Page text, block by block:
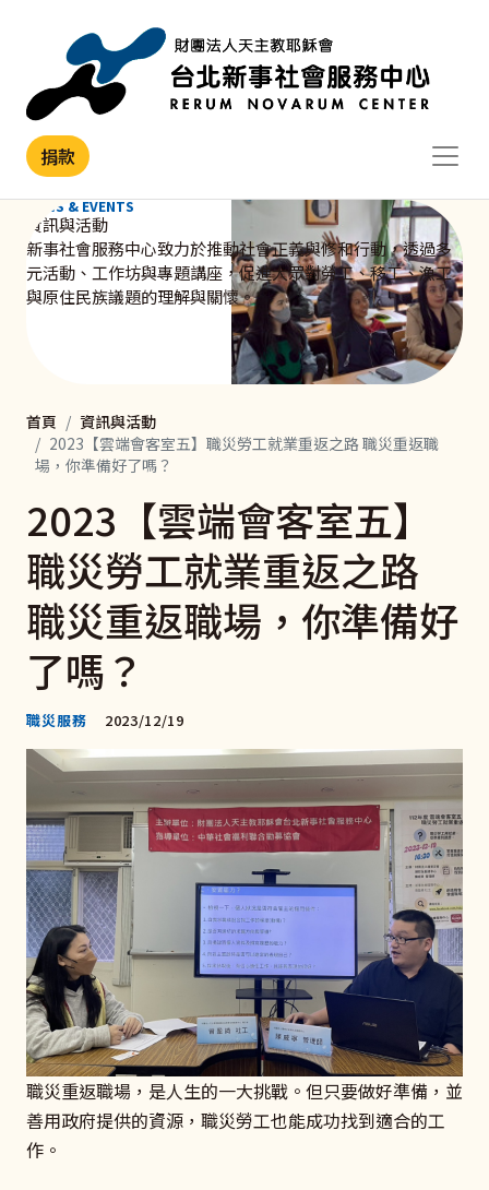
捐款
NEWS & EVENTS
資訊與活動
新事社會服務中心致力於推動社會正義與修和行動，透過多
元活動、工作坊與專題講座，促進大眾對勞工、移工、漁工
與原住民族議題的理解與關懷。
首頁
資訊與活動
2023【雲端會客室五】職災勞工就業重返之路 職災重返職
場，你準備好了嗎？
2023【雲端會客室五】
職災勞工就業重返之路
職災重返職場，你準備好
了嗎？
職災服務 2023/12/19
職災重返職場，是人生的一大挑戰。但只要做好準備，並
善用政府提供的資源，職災勞工也能成功找到適合的工
作。